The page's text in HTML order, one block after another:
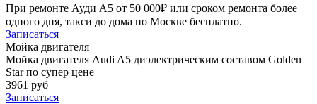
При ремонте Ауди А5 от 50 000₽ или сроком ремонта более
одного дня, такси до дома по Москве бесплатно.
Записаться
Мойка двигателя
Мойка двигателя Audi A5 диэлектрическим составом Golden
Star по супер цене
3961 руб
Записаться